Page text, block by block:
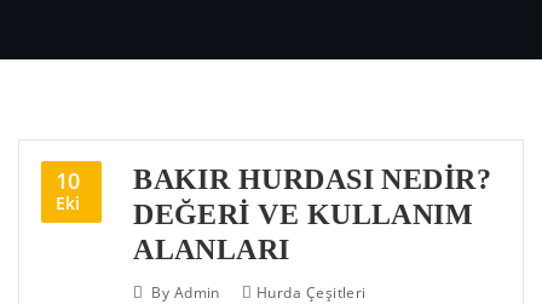
10
Eki
BAKIR HURDASI NEDIR?
DEĞERI VE KULLANIM
ALANLARI
By Admin Hurda Çeşitleri